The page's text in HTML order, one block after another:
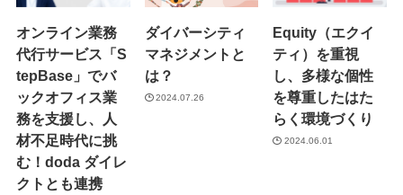
オンライン業務
代行サービス「S
tepBase」でバ
ックオフィス業
務を支援し、人
材不足時代に挑
む！doda ダイレ
クトとも連携
ダイバーシティ
マネジメントと
は？
2024.07.26
Equity（エクイ
ティ）を重視
し、多様な個性
を尊重したはた
らく環境づくり
2024.06.01